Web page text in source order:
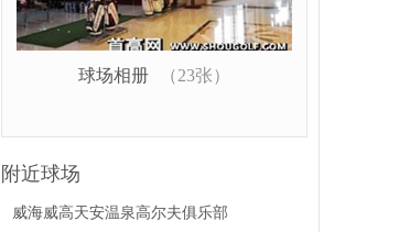
球场相册 （23张）
附近球场
威海威高天安温泉高尔夫俱乐部